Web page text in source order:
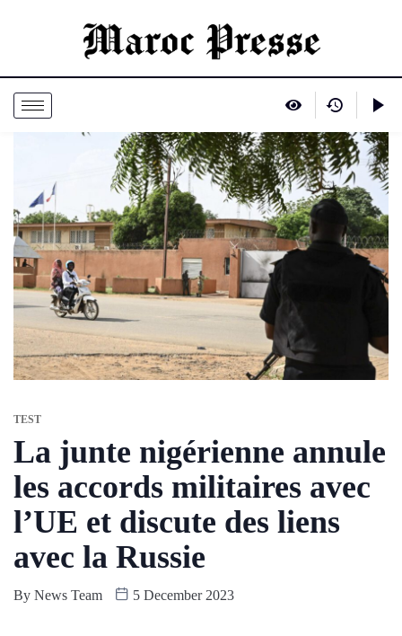
TEST
La junte nigérienne annule
les accords militaires avec
l’UE et discute des liens
avec la Russie
By News Team 5 December 2023